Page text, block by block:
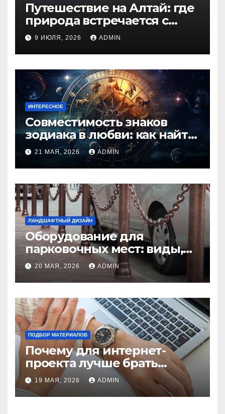
Путешествие на Алтай: где
природа встречается с
духом приключений
9 ИЮЛЯ, 2026 ADMIN
ИНТЕРЕСНОЕ
Совместимость знаков
зодиака в любви: как найти
идеальную пару и
избежать конфликтов
21 МАЯ, 2026 ADMIN
ЛАНДШАФТНЫЙ ДИЗАЙН
Оборудование для
парковочных мест: виды,
функции и нормы
установки
20 МАЯ, 2026 ADMIN
ПОДБОР МАТЕРИАЛОВ
Почему для интернет-
проекта лучше брать
отдельный сервер:
преимущества и ключевые
аспекты
19 МАЯ, 2026 ADMIN